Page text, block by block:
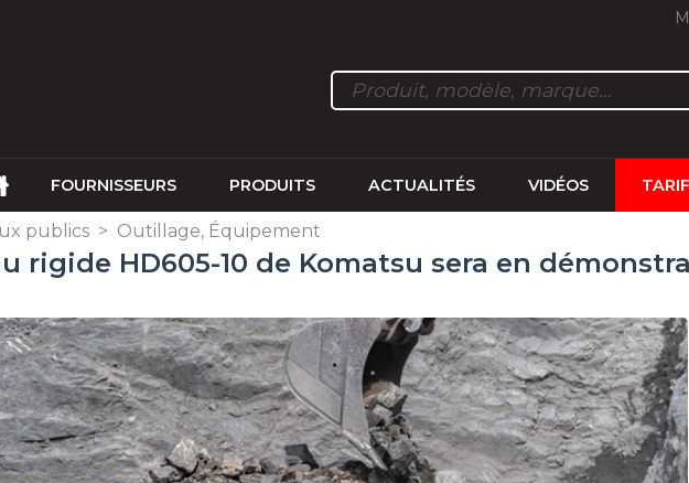
FOURNISSEURS PRODUITS ACTUALITÉS VIDÉOS
publics > Outillage, Équipement
rigide HD605-10 de Komatsu sera en